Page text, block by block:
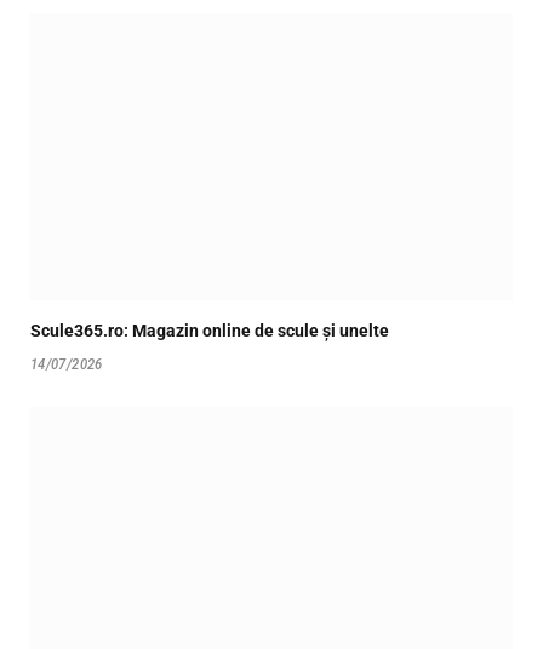
Scule365.ro: Magazin online de scule și unelte
14/07/2026